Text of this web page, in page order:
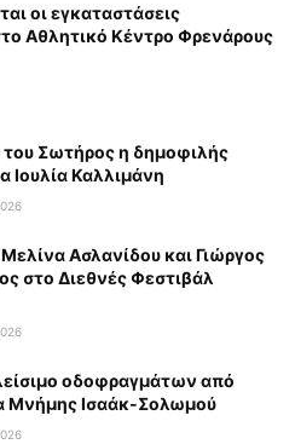
οι εγκαταστάσεις
Αθλητικό Κέντρο Φρενάρους
του Σωτήρος η δημοφιλής
Ιουλία Καλλιμάνη
Ασλανίδου και Γιώργος
στο Διεθνές Φεστιβάλ
οδοφραγμάτων από
Μνήμης Ισαάκ-Σολωμού